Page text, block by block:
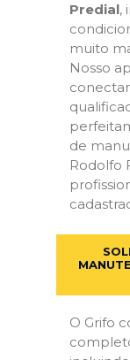
Predial,
muito
Nosso
de
Rodolfo
O Grifo